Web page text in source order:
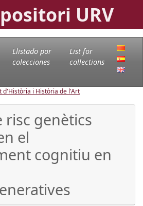
URV
Llistado por
colecciones
List for
collections
d'Història i Història de l'Art
risc genètics
el
cognitiu en